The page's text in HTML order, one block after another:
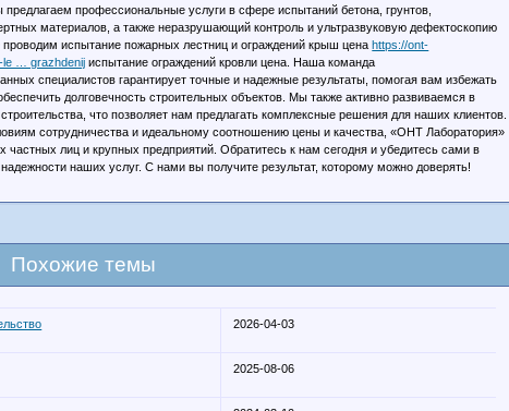
профессиональные услуги в сфере испытаний бетона, грунтов,
материалов, а также неразрушающий контроль и ультразвуковую дефектоскопию
испытание пожарных лестниц и ограждений крыш ценаhttps://ont-
le … grazhdenij испытание ограждений кровли цена. Наша команда
специалистов гарантирует точные и надежные результаты, помогая вам избежать
долговечность строительных объектов. Мы также активно развиваемся в
что позволяет нам предлагать комплексные решения для наших клиентов.
сотрудничества и идеальному соотношению цены и качества, «ОНТ Лаборатория»
частных лиц и крупных предприятий. Обратитесь к нам сегодня и убедитесь сами в
наших услуг. С нами вы получите результат, которому можно доверять!
Похожие темы
2026-04-03
2025-08-06